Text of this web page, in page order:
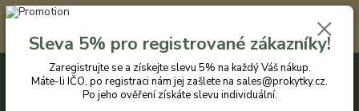
Registrovaným zákazníkům nabízíme slevu 5% na každý nákup. Máte-li
IČO, po registraci nám jej zašlete na sales@prokytky.cz. Po jeho ověření
získáte slevu individuální. Přejít na registraci →
CZK
+420 774 544 973 0ks
Sleva 5% pro registrované zákazníky!
Zaregistrujte se a získejte slevu 5% na každý Váš nákup.
Máte-li IČO, po registraci nám jej zašlete na sales@prokytky.cz.
Po jeho ověření získáte slevu individuální.